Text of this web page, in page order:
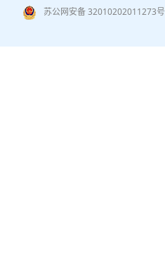
苏公网安备 32010202011273号